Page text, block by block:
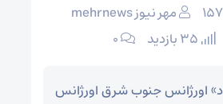
مهر نیوز mehrnews
۰
اورژانس جنوب شرق اورژانس